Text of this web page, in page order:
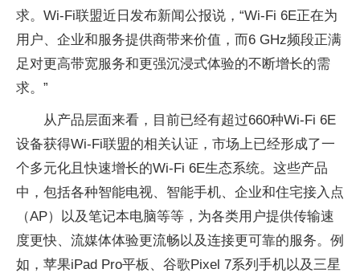
求。Wi-Fi联盟近日发布新闻公报说，“Wi-Fi 6E正在为
用户、企业和服务提供商带来价值，而6 GHz频段正满
足对更高带宽服务和更强沉浸式体验的不断增长的需
求。”
从产品层面来看，目前已经有超过660种Wi-Fi 6E
设备获得Wi-Fi联盟的相关认证，市场上已经形成了一
个多元化且快速增长的Wi-Fi 6E生态系统。这些产品
中，包括各种智能电视、智能手机、企业和住宅接入点
（AP）以及笔记本电脑等等，为各类用户提供传输速
度更快、流媒体体验更流畅以及连接更可靠的服务。例
如，苹果iPad Pro平板、谷歌Pixel 7系列手机以及三星